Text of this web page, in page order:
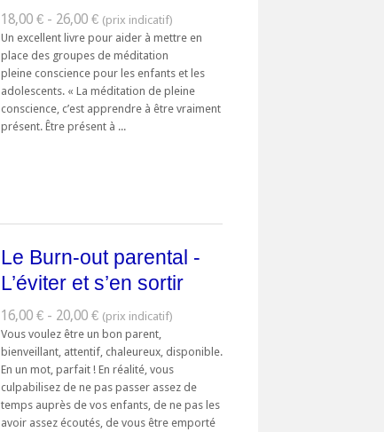
18,00 € - 26,00 €
Un excellent livre pour aider à mettre en
place des groupes de méditation
pleine conscience pour les enfants et les
adolescents. « La méditation de pleine
conscience, c’est apprendre à être vraiment
présent. Être présent à ...
Le Burn-out parental -
L’éviter et s’en sortir
16,00 € - 20,00 €
Vous voulez être un bon parent,
bienveillant, attentif, chaleureux, disponible.
En un mot, parfait ! En réalité, vous
culpabilisez de ne pas passer assez de
temps auprès de vos enfants, de ne pas les
avoir assez écoutés, de vous être emporté